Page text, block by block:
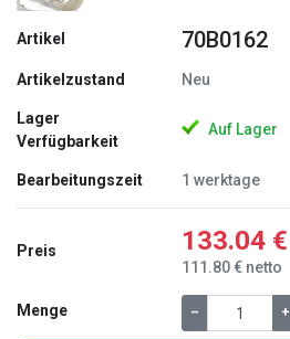
Artikel 70B0162
Artikelzustand Neu
Lager
Verfügbarkeit
Auf Lager
Bearbeitungszeit 1 werktage
Preis 133.04 €
111.80 € netto
Menge – +